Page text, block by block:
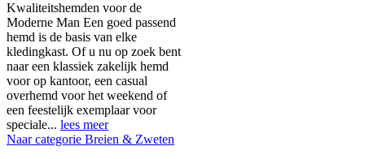
Kwaliteitshemden voor de
Moderne Man Een goed passend
hemd is de basis van elke
kledingkast. Of u nu op zoek bent
naar een klassiek zakelijk hemd
voor op kantoor, een casual
overhemd voor het weekend of
een feestelijk exemplaar voor
speciale... lees meer
Naar categorie Breien & Zweten